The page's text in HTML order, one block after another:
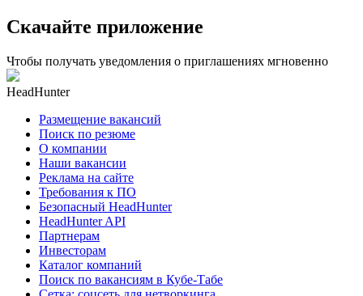
Скачайте приложение
Чтобы получать уведомления о приглашениях мгновенно
HeadHunter
Размещение вакансий
Поиск по резюме
О компании
Наши вакансии
Реклама на сайте
Требования к ПО
Безопасный HeadHunter
HeadHunter API
Партнерам
Инвесторам
Каталог компаний
Поиск по вакансиям в Кубе-Табе